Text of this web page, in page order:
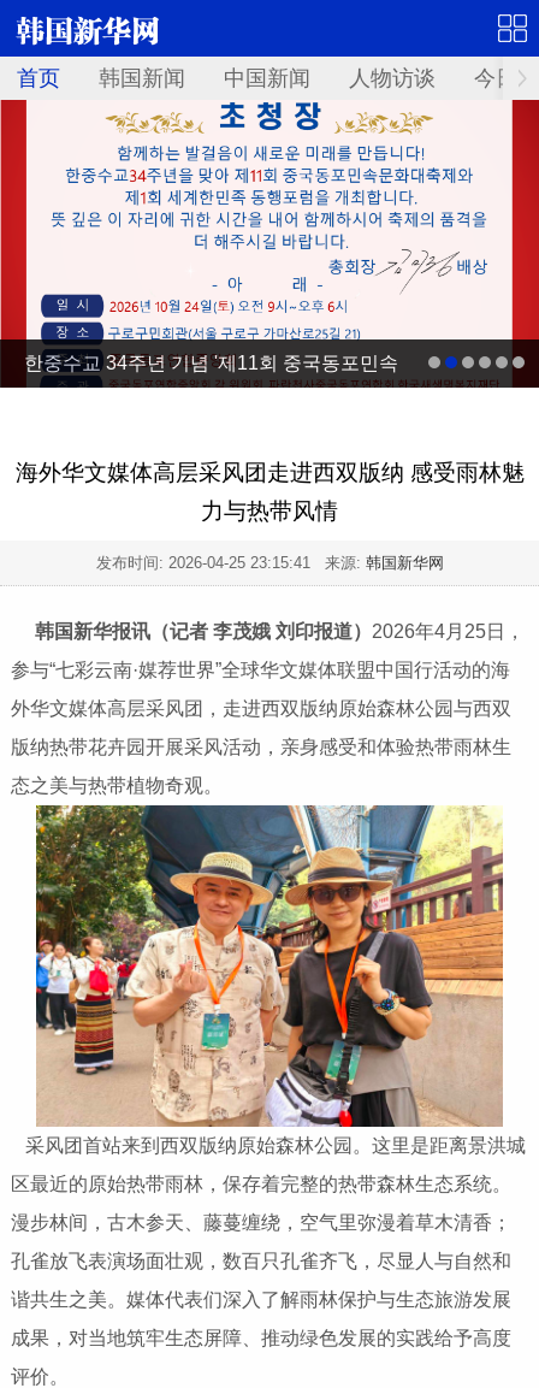
首页 韩国新闻 中国新闻 人物访谈 今日
한중수교 34주년 기념 '제11회 중국동포민속
海外华文媒体高层采风团走进西双版纳 感受雨林魅
力与热带风情
发布时间: 2026-04-25 23:15:41 来源: 韩国新华网
韩国新华报讯（记者 李茂娥 刘印报道） 2026年4月25日，
参与“七彩云南·媒荐世界”全球华文媒体联盟中国行活动的海
外华文媒体高层采风团，走进西双版纳原始森林公园与西双
版纳热带花卉园开展采风活动，亲身感受和体验热带雨林生
态之美与热带植物奇观。
采风团首站来到西双版纳原始森林公园。这里是距离景洪城
区最近的原始热带雨林，保存着完整的热带森林生态系统。
漫步林间，古木参天、藤蔓缠绕，空气里弥漫着草木清香；
孔雀放飞表演场面壮观，数百只孔雀齐飞，尽显人与自然和
谐共生之美。媒体代表们深入了解雨林保护与生态旅游发展
成果，对当地筑牢生态屏障、推动绿色发展的实践给予高度
评价。